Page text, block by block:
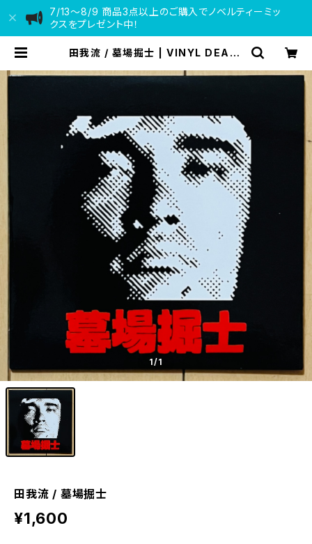
7/13〜8/9 商品3点以上のご購入でノベルティーミッ
クスをプレゼント中！
田我流 / 墓場掘士 | VINYL DEALE
1/1
田我流 / 墓場掘士
¥1,600